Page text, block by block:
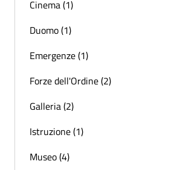
Cinema (1)
Duomo (1)
Emergenze (1)
Forze dell'Ordine (2)
Galleria (2)
Istruzione (1)
Museo (4)